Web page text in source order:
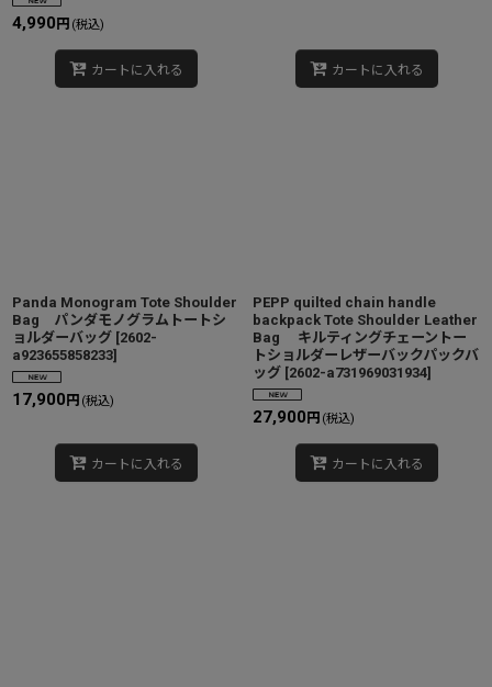
4,990 円 (税込)
カートに入れる カートに入れる
Panda Monogram Tote Shoulder
Bag パンダモノグラムトートシ
ョルダーバッグ [2602-
a923655858233]
17,900 円 (税込)
カートに入れる
PEPP quilted chain handle
backpack Tote Shoulder Leather
Bag キルティングチェーントー
トショルダーレザーバックパックバ
ッグ [2602-a731969031934]
27,900 円 (税込)
カートに入れる